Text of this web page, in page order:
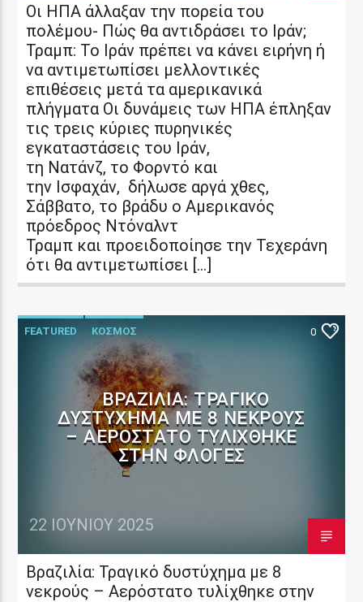
Οι ΗΠΑ άλλαξαν την πορεία του
πολέμου- Πώς θα αντιδράσει το Ιράν;
Τραμπ: Το Ιράν πρέπει να κάνει ειρήνη ή
να αντιμετωπίσει μελλοντικές
επιθέσεις μετά τα αμερικανικά
πλήγματα Οι δυνάμεις των ΗΠΑ έπληξαν
τις τρεις κύριες πυρηνικές
εγκαταστάσεις του Ιράν,
τη Νατάνζ, το Φορντό και
την Ισφαχάν, δήλωσε αργά χθες,
Σάββατο, το βράδυ ο Αμερικανός
πρόεδρος Ντόναλντ
Τραμπ και προειδοποίησε την Τεχεράνη
ότι θα αντιμετωπίσει […]
FEATURED ΚΟΣΜΟΣ 0
ΒΡΑΖΙΛΊΑ: ΤΡΑΓΙΚΌ
ΔΥΣΤΎΧΗΜΑ ΜΕ 8 ΝΕΚΡΟΎΣ
– ΑΕΡΌΣΤΑΤΟ ΤΥΛΊΧΘΗΚΕ
ΣΤΗΝ ΦΛΌΓΕΣ
22 ΙΟΥΝΊΟΥ 2025
Βραζιλία: Τραγικό δυστύχημα με 8
νεκρούς – Αερόστατο τυλίχθηκε στην